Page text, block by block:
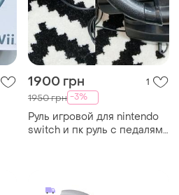
1900 грн 1
1950 грн -3%
Руль игровой для nintendo
switch и пк руль с педалями